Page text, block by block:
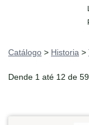
Catálogo > Historia >
Dende 1 até 12 de